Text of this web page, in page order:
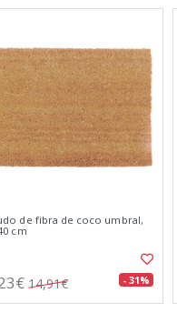
de fibra de coco umbral,
cm
14,91€ - 31%